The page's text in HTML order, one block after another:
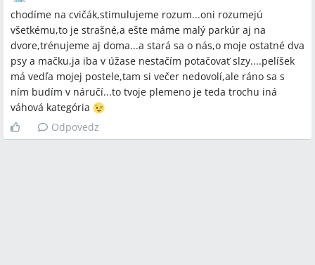
chodíme na cvičák,stimulujeme rozum...oni rozumejú
všetkému,to je strašné,a ešte máme malý parkúr aj na
dvore,trénujeme aj doma...a stará sa o nás,o moje ostatné dva
psy a mačku,ja iba v úžase nestačím potačovať slzy....pelíšek
má vedľa mojej postele,tam si večer nedovolí,ale ráno sa s
ním budím v náručí...to tvoje plemeno je teda trochu iná
váhová kategória
Odpovedz